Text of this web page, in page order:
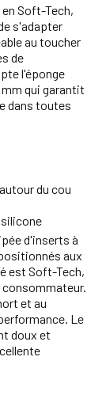
Soft-Tech,
s'adapter
au toucher
de
l'éponge
qui garantit
dans toutes
du cou
d'inserts à
aux
est Soft-Tech,
et au
Le
doux et